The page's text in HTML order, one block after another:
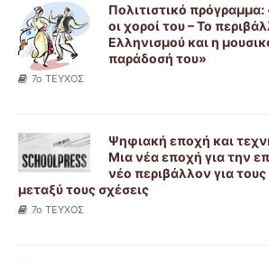
Πολιτιστικό
οι χοροί του – Το
Ελληνισμού και η
παράδοσή του»
7ο ΤΕΥΧΟΣ
Ψηφιακή εποχή και
Μια νέα εποχή για την
νέο περιβάλλον για
μεταξύ τους σχέσεις
7ο ΤΕΥΧΟΣ